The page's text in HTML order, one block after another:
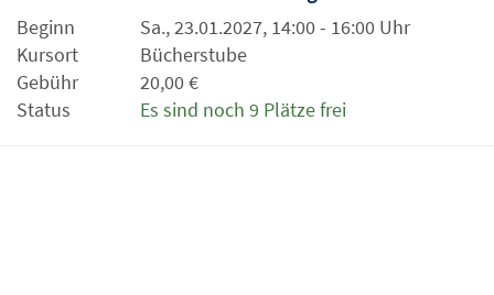
Beginn
Sa., 23.01.2027, 14:00 - 16:00 Uhr
Kursort
Bücherstube
Gebühr
20,00 €
Status
Es sind noch 9 Plätze frei